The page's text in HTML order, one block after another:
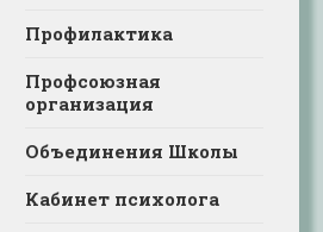
Профилактика
Профсоюзная
организация
Объединения Школы
Кабинет психолога